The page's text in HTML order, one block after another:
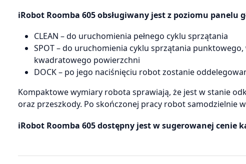
iRobot Roomba 605 obsługiwany jest z poziomu
CLEAN – do uruchomienia pełnego cyklu sprzątania
SPOT – do uruchomienia cyklu sprzątania
kwadratowego powierzchni
DOCK – po jego naciśnięciu robot zostanie
Kompaktowe wymiary robota sprawiają, że jest w stanie
oraz przeszkody. Po skończonej pracy robot samodzielnie
iRobot Roomba 605 dostępny jest w sugerowanej cenie